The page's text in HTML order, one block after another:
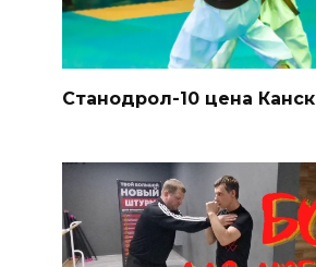
Станодрол-10 цена Канск